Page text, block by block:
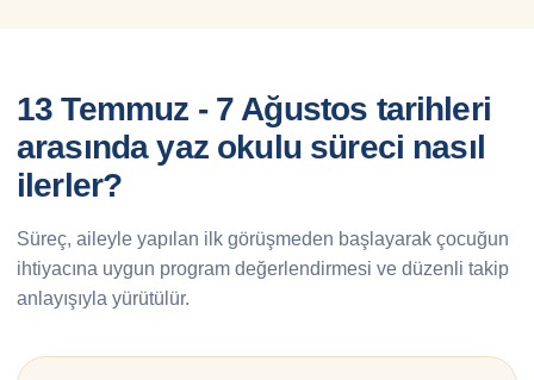
13 Temmuz - 7 Ağustos tarihleri
arasında yaz okulu süreci nasıl
ilerler?
Süreç, aileyle yapılan ilk görüşmeden başlayarak çocuğun
ihtiyacına uygun program değerlendirmesi ve düzenli takip
anlayışıyla yürütülür.